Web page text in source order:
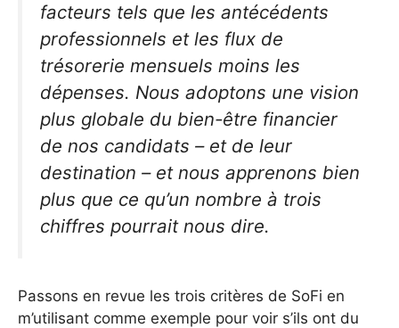
facteurs tels que les antécédents
professionnels et les flux de
trésorerie mensuels moins les
dépenses. Nous adoptons une vision
plus globale du bien-être financier
de nos candidats – et de leur
destination – et nous apprenons bien
plus que ce qu’un nombre à trois
chiffres pourrait nous dire.
Passons en revue les trois critères de SoFi en
m’utilisant comme exemple pour voir s’ils ont du